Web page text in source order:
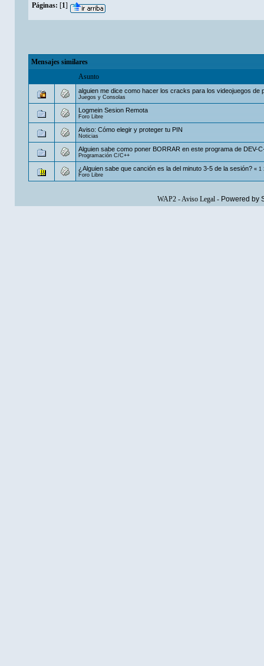
Páginas: [1]
Mensajes similares
Asunto
alguien me dice como hacer los cracks para los videojuegos de
Juegos y Consolas
Logmein Sesion Remota
Foro Libre
Aviso: Cómo elegir y proteger tu PIN
Noticias
Alguien sabe como poner BORRAR en este programa de DEV-
Programación C/C++
¿Alguien sabe que canción es la del minuto 3-5 de la sesión? «1
Foro Libre
WAP2-Aviso Legal- Powered by